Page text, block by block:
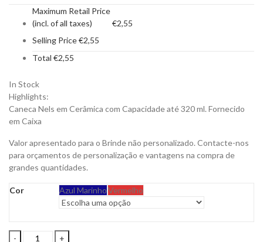
Maximum Retail Price
(incl. of all taxes)
€2,55
Selling Price€2,55
Total €2,55
In Stock
Highlights:
Caneca Nels em Cerâmica com Capacidade até 320 ml. Fornecido
em Caixa
Valor apresentado para o Brinde não personalizado. Contacte-nos
para orçamentos de personalização e vantagens na compra de
grandes quantidades.
Cor Azul MarinhoVermelho
Caneca